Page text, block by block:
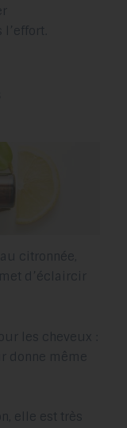
citronnée,
d’éclaircir
les cheveux :
même
elle est très